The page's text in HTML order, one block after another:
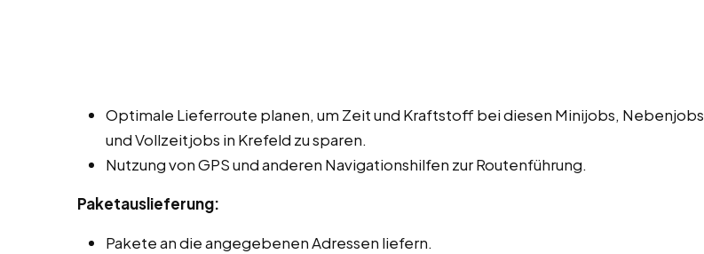
Optimale Lieferroute planen, um Zeit und Kraftstoff bei diesen Minijobs, Nebenjobs
und Vollzeitjobs in Krefeld zu sparen.
Nutzung von GPS und anderen Navigationshilfen zur Routenführung.
Paketauslieferung:
Pakete an die angegebenen Adressen liefern.